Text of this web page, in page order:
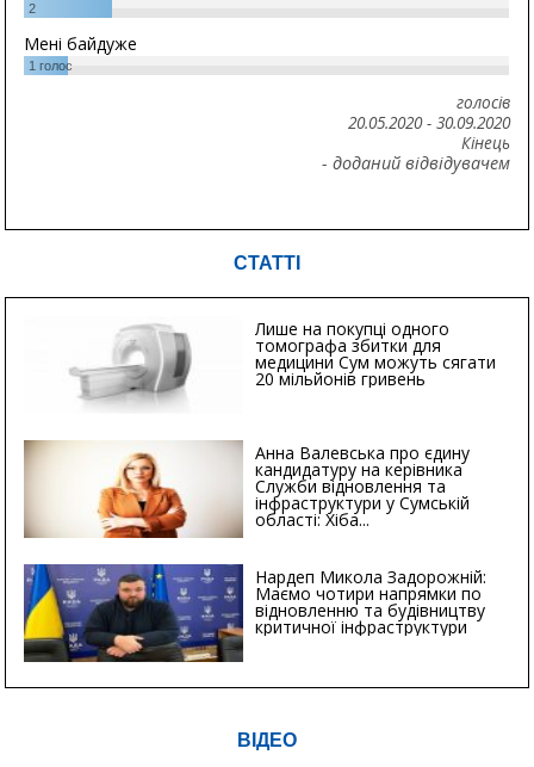
2
Мені байдуже
1 голос
голосів
20.05.2020- 30.09.2020
Кінець
- доданий відвідувачем
СТАТТІ
Лише на покупці одного
томографа збитки для
медицини Сум можуть сягати
20 мільйонів гривень
Анна Валевська про єдину
кандидатуру на керівника
Служби відновлення та
інфраструктури у Сумській
області: Хіба...
Нардеп Микола Задорожній:
Маємо чотири напрямки по
відновленню та будівництву
критичної інфраструктури
ВІДЕО